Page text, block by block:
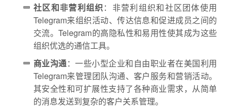
社区和非营利组织：非营利组织和社区团体使用
Telegram来组织活动、传达信息和促进成员之间的
交流。Telegram的高隐私性和易用性使其成为这些
组织优选的通信工具。
商业沟通：一些小型企业和自由职业者在美国利用
Telegram来管理团队沟通、客户服务和营销活动。
其安全性和可扩展性支持了各种商业需求，从简单
的消息发送到复杂的客户关系管理。